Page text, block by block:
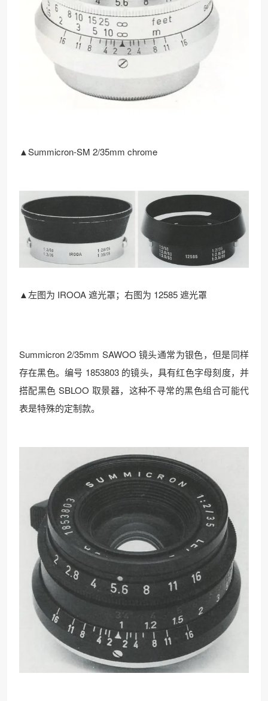
▲Summicron-SM 2/35mm chrome
▲左图为 IROOA 遮光罩；右图为 12585 遮光罩
Summicron 2/35mm SAWOO 镜头通常为银色，但是同样
存在黑色。编号 1853803 的镜头，具有红色字母刻度，并
搭配黑色 SBLOO 取景器，这种不寻常的黑色组合可能代
表是特殊的定制款。